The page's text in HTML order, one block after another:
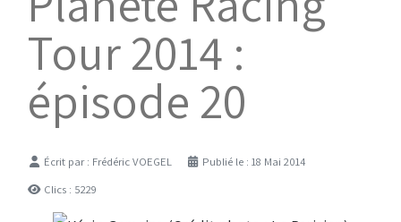
Tour 2014 :
épisode 20
DétailsÉcrit par : Frédéric VOEGEL
Publié le : 18 Mai 2014
Clics : 5229